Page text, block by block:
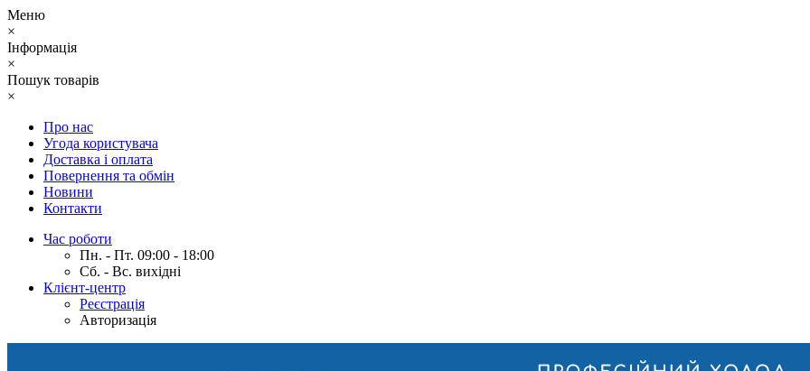
Меню
×
Інформація
×
Пошук товарів
×
Про нас
Угода користувача
Доставка і оплата
Повернення та обмін
Новини
Контакти
Час роботи
Пн. - Пт. 09:00 - 18:00
Сб. - Вс. вихідні
Клієнт-центр
Реєстрація
Авторизація